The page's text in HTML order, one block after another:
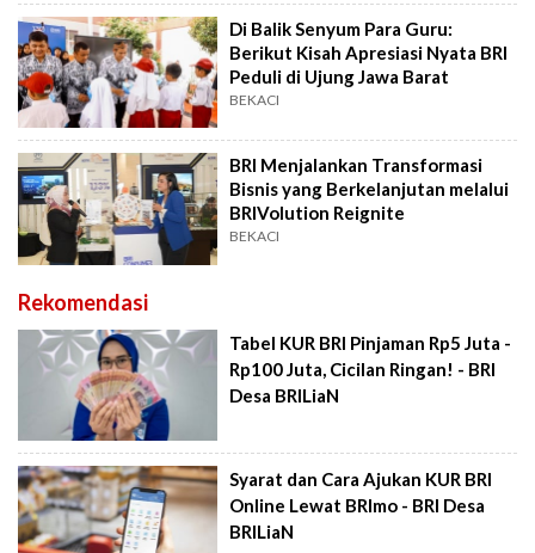
Di Balik Senyum Para Guru:
Berikut Kisah Apresiasi Nyata BRI
Peduli di Ujung Jawa Barat
BEKACI
BRI Menjalankan Transformasi
Bisnis yang Berkelanjutan melalui
BRIVolution Reignite
BEKACI
Rekomendasi
Tabel KUR BRI Pinjaman Rp5 Juta -
Rp100 Juta, Cicilan Ringan! - BRI
Desa BRILiaN
Syarat dan Cara Ajukan KUR BRI
Online Lewat BRImo - BRI Desa
BRILiaN